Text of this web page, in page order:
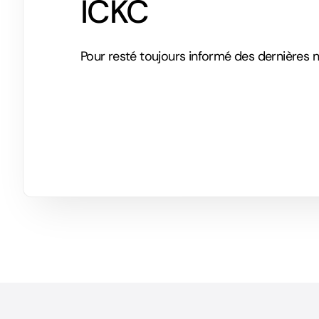
ICKC
Pour resté toujours informé des dernières